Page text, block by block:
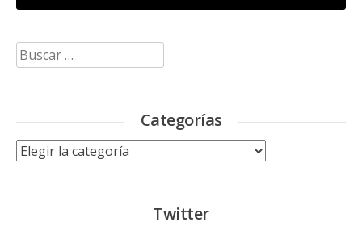
Buscar:
Categorías
Categorías
Twitter